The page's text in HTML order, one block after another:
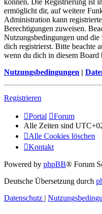
ermöglicht dir, auf weitere
Administration kann
Berechtigungen zuweisen.
Nutzungsbedingungen und
dich registrierst. Bitte beachte
wenn du dich in diesem Board
Nutzungsbedingungen |
Registrieren
Portal
Forum
Alle Zeiten sind
Alle Cookies löschen
Kontakt
Powered by phpBB® Forum
Deutsche Übersetzung durch
Datenschutz |